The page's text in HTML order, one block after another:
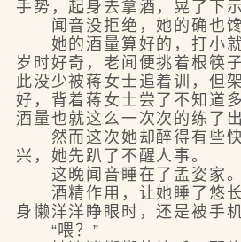
手势，起身去拿酒，晃了下
闻音没拒绝，她的确也馋
她的酒量算好的，打小就
岁时好奇，老闻便挑着根筷
此没少被蒋女士追着训，但
好，背着蒋女士尝了不知道
酒量也就这么一次次的练了出
然而这次她却醉得有些快
兴，她先趴了不醒人事。
这晚闻音睡在了孟姿家。
酒精作用，让她睡了悠长
身懒洋洋睁眼时，还是被手
“喂？”